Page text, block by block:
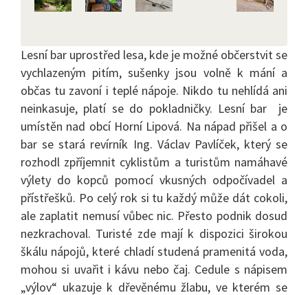
Lesní bar uprostřed lesa, kde je možné občerstvit se
vychlazeným pitím, sušenky jsou volně k mání a
občas tu zavoní i teplé nápoje. Nikdo tu nehlídá ani
neinkasuje, platí se do pokladničky. Lesní bar je
umístěn nad obcí Horní Lipová. Na nápad přišel a o
bar se stará revírník Ing. Václav Pavlíček, který se
rozhodl zpříjemnit cyklistům a turistům namáhavé
výlety do kopců pomocí vkusných odpočívadel a
přístřešků. Po celý rok si tu každý může dát cokoli,
ale zaplatit nemusí vůbec nic. Přesto podnik dosud
nezkrachoval. Turisté zde mají k dispozici širokou
škálu nápojů, které chladí studená pramenitá voda,
mohou si uvařit i kávu nebo čaj. Cedule s nápisem
„výlov“ ukazuje k dřevěnému žlabu, ve kterém se